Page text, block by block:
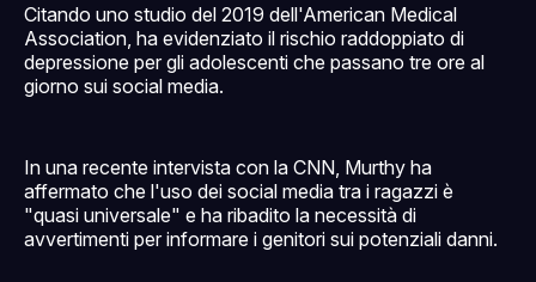
Citando uno studio del 2019 dell'American Medical
Association, ha evidenziato il rischio raddoppiato di
depressione per gli adolescenti che passano tre ore al
giorno sui social media.
In una recente intervista con la CNN, Murthy ha
affermato che l'uso dei social media tra i ragazzi è
"quasi universale" e ha ribadito la necessità di
avvertimenti per informare i genitori sui potenziali danni.